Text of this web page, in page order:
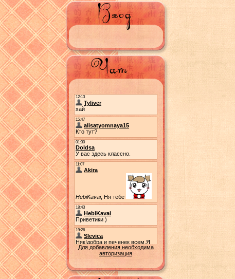
Для добавления необходима
авторизация